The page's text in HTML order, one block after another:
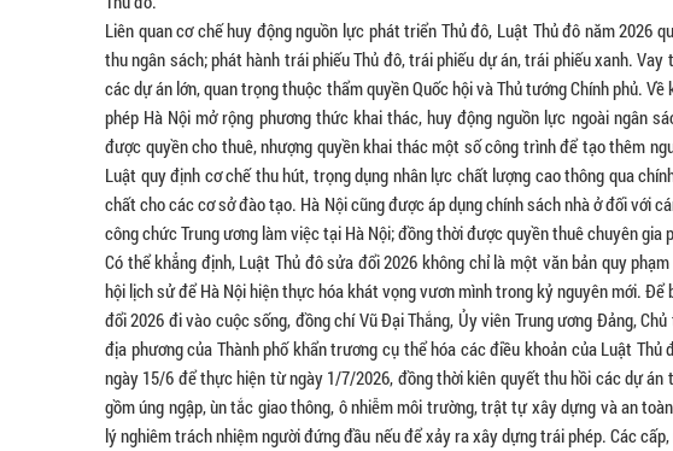
Liên quan cơ chế huy động nguồn lực phát triển Thủ đô, Luật Thủ đô năm 2026
thu ngân sách; phát hành trái phiếu Thủ đô, trái phiếu dự án, trái phiếu xanh.
các dự án lớn, quan trọng thuộc thẩm quyền Quốc hội và Thủ tướng Chính phủ.
phép Hà Nội mở rộng phương thức khai thác, huy động nguồn lực ngoài ngân
được quyền cho thuê, nhượng quyền khai thác một số công trình để tạo thêm
Luật quy định cơ chế thu hút, trọng dụng nhân lực chất lượng cao thông qua
chất cho các cơ sở đào tạo. Hà Nội cũng được áp dụng chính sách nhà ở đối với
công chức Trung ương làm việc tại Hà Nội; đồng thời được quyền thuê chuyên
Có thể khẳng định, Luật Thủ đô sửa đổi 2026 không chỉ là một văn bản quy
hội lịch sử để Hà Nội hiện thực hóa khát vọng vươn mình trong kỷ nguyên mới.
đổi 2026 đi vào cuộc sống, đồng chí Vũ Đại Thắng, Ủy viên Trung ương Đảng,
địa phương của Thành phố khẩn trương cụ thể hóa các điều khoản của Luật
ngày 15/6 để thực hiện từ ngày 1/7/2026, đồng thời kiên quyết thu hồi các dự
gồm úng ngập, ùn tắc giao thông, ô nhiễm môi trường, trật tự xây dựng và an
lý nghiêm trách nhiệm người đứng đầu nếu để xảy ra xây dựng trái phép. Các